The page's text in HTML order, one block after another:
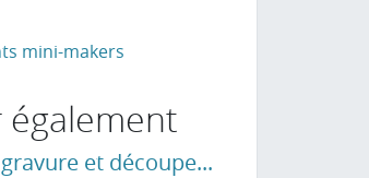
mini-makers
et découpe...